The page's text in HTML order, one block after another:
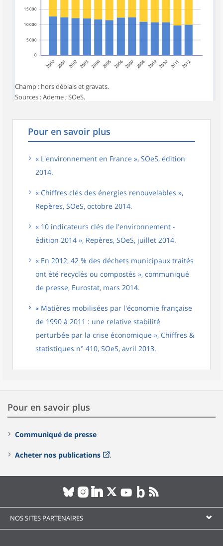
0
5 000
10 000
15 000
2000 2001 2002 2003 2004 2005 20062007 2008 2009 2010 2011 2012
Champ : hors déblais et gravats.
Sources : Ademe ; SOeS.
Pour en savoir plus
« L'environnement en France », SOeS, édition
2014.
« Chiffres clés des énergies renouvelables »,
Repères, SOeS, octobre 2014.
« 10 indicateurs clés de l'environnement -
édition 2014 », Repères, SOeS, juillet 2014.
« En 2012, 42 % des déchets municipaux traités
ont été recyclés ou compostés », communiqué
de presse, Eurostat, mars 2014.
« Matières mobilisées par l'économie française
de 1990 à 2011 : une relative stabilité
perturbée par la crise économique », Chiffres &
statistiques n° 410, SOeS, avril 2013.
Pour en savoir plus
Communiqué de presse
Acheter nos publications .
NOS SITES PARTENAIRES